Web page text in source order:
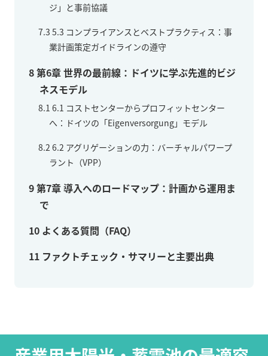
ジ」と事前協議
7.3 5.3 コンプライアンスとベストプラクティス：事
業計画策定ガイドラインの遵守
8第6章 世界の最前線：ドイツに学ぶ先進的ビジ
ネスモデル
8.1 6.1 コストセンターからプロフィットセンター
へ：ドイツの「Eigenversorgung」モデル
8.2 6.2 アグリゲーションの力：バーチャルパワープ
ラント（VPP）
9第7章 導入へのロードマップ：計画から運用ま
で
10 よくある質問（FAQ）
11 ファクトチェック・サマリーと主要出典